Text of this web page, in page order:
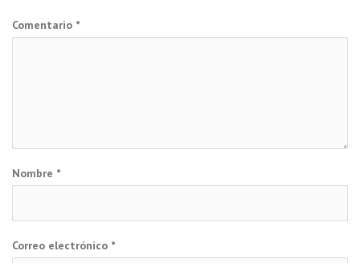
entradas
Comentario *
Nombre *
Correo electrónico *